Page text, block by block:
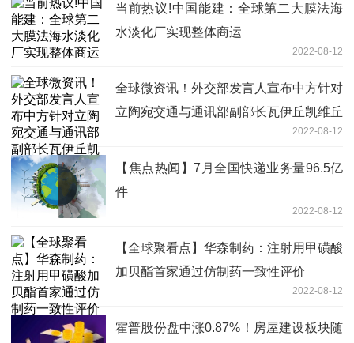
当前热议!中国能建：全球第二大膜法海
水淡化厂实现整体商运
2022-08-12
全球微资讯！外交部发言人宣布中方针对
立陶宛交通与通讯部副部长瓦伊丘凯维丘
2022-08-12
【焦点热闻】7月全国快递业务量96.5亿
件
2022-08-12
【全球聚看点】华森制药：注射用甲磺酸
加贝酯首家通过仿制药一致性评价
2022-08-12
霍普股份盘中涨0.87%！房屋建设板块随